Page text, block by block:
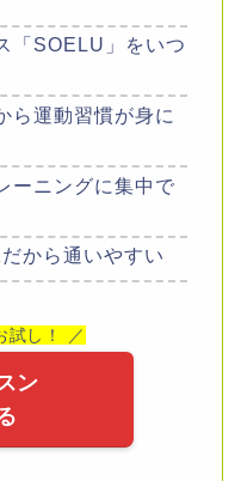
「SOELU」をいつ
ら運動習慣が身に
ーニングに集中で
から通いやすい
試し！ ／
ン